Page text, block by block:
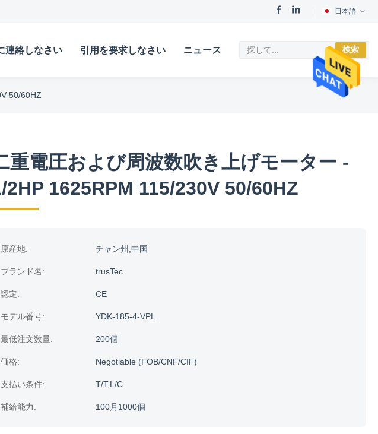
日本語
連絡しなさい 引用を要求しなさい ニュース 検索
50/60HZ
重電圧および周波数吹き上げモーター -
2HP 1625RPM 115/230V 50/60HZ
原産地: チャン州,中国
ブランド名: trusTec
認定: CE
モデル番号: YDK-185-4-VPL
最低注文数量: 200個
価格: Negotiable (FOB/CNF/CIF)
支払い条件: T/T,L/C
補給能力: 100月1000個